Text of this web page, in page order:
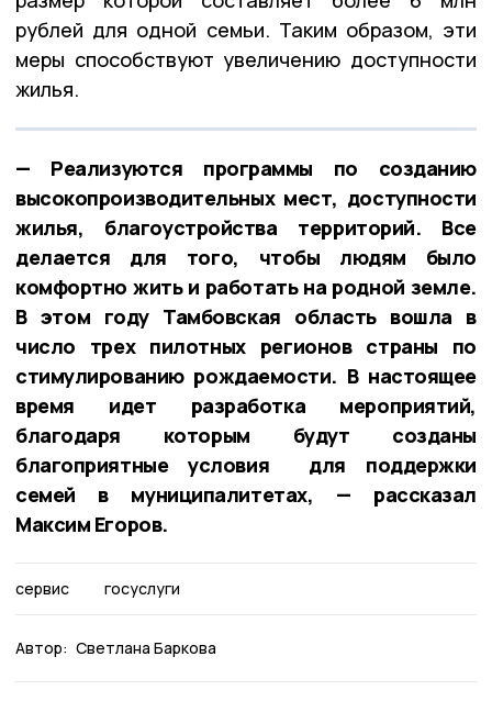
рублей для одной семьи. Таким образом, эти
меры способствуют увеличению доступности
жилья.
— Реализуются программы по созданию
высокопроизводительных мест, доступности
жилья, благоустройства территорий. Все
делается для того, чтобы людям было
комфортно жить и работать на родной земле.
В этом году Тамбовская область вошла в
число трех пилотных регионов страны по
стимулированию рождаемости. В настоящее
время идет разработка мероприятий,
благодаря которым будут созданы
благоприятные условия для поддержки
семей в муниципалитетах, — рассказал
Максим Егоров.
сервис госуслуги
Автор: Светлана Баркова